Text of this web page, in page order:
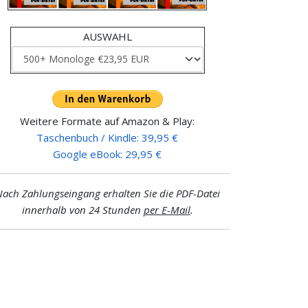
AUSWAHL
Weitere Formate auf Amazon & Play:
Taschenbuch / Kindle: 39,95 €
Google eBook: 29,95 €
Zahlungseingang erhalten Sie die PDF-Datei
innerhalb von 24 Stunden per E-Mail.